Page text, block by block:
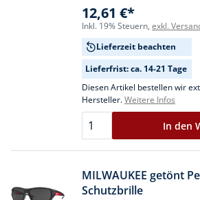
12,61 €*
Inkl. 19% Steuern, exkl.
Lieferzeit beachten
Lieferfrist: ca. 14-21 Tage
Diesen Artikel bestellen wir
Hersteller.Weitere Infos
In den
MILWAUKEE getönt
Schutzbrille